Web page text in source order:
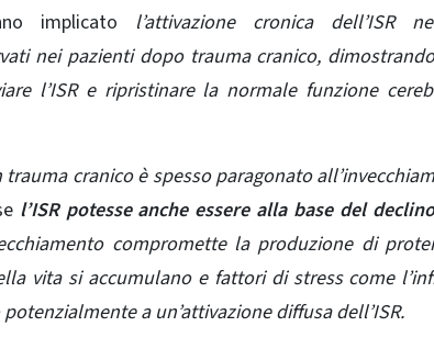
implicato l’attivazione cronica dell’ISR
nei pazienti dopo trauma cranico,
l’ISR e ripristinare la normale funzione
cranico è spesso paragonato
l’ISR potesse anche essere alla base del
compromette la produzione di
vita si accumulano e fattori di stress come
a un’attivazione diffusa dell’ISR.